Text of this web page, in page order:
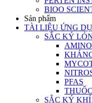
BIOO
Sản phẩm
TÀI LIỆU ỨNG
SẮC KÝ
PFAS
SẮC KÝ KHÍ